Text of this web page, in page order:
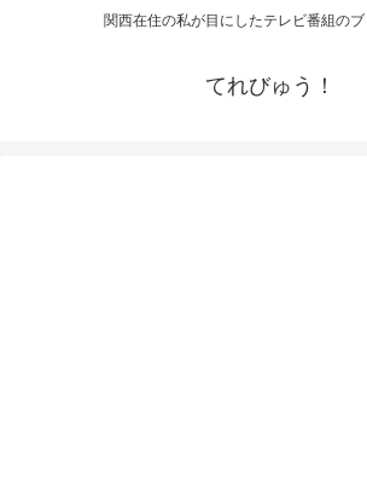
関西在住の私が目にしたテレビ番組のブ
てれびゅう！